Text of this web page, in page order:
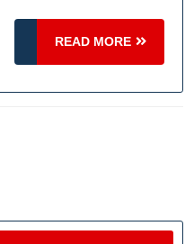
READ MORE
READ
MORE